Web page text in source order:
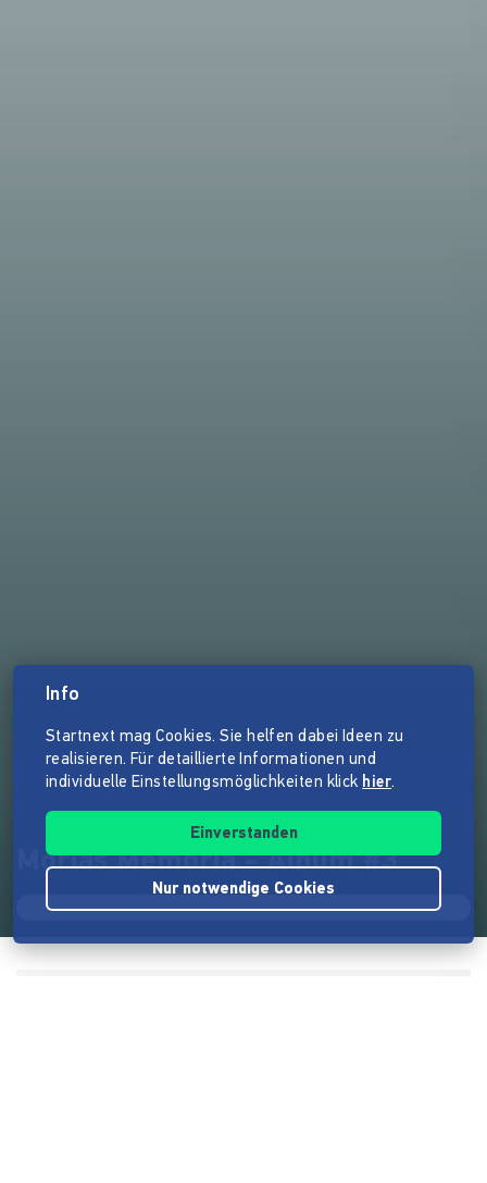
Morlas Memoria - Album #3
Info
Startnext mag Cookies. Sie helfen dabei Ideen zu
realisieren. Für detaillierte Informationen und
individuelle Einstellungsmöglichkeiten klick hier.
Einverstanden
Nur notwendige Cookies